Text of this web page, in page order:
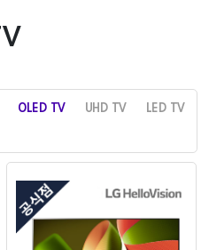
OLED TV UHD TV LED TV